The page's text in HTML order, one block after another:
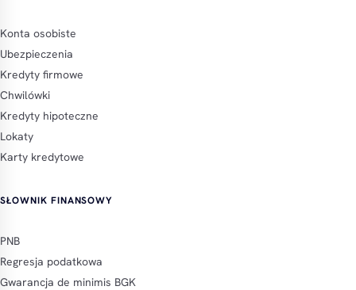
Konta osobiste
Ubezpieczenia
Kredyty firmowe
Chwilówki
Kredyty hipoteczne
Lokaty
Karty kredytowe
SŁOWNIK FINANSOWY
PNB
Regresja podatkowa
Gwarancja de minimis BGK